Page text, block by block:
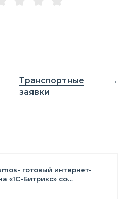
Транспортные
заявки
готовый интернет-
«1С-Битрикс» со